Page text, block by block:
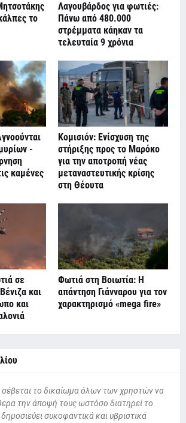
το
Λαγουβάρδος για φωτιές:
Πάνω από 480.000
στρέμματα κάηκαν τα
τελευταία 9 χρόνια
-
καμένες
Κομισιόν: Ενίσχυση της
στήριξης προς το Μαρόκο
για την αποτροπή νέας
μεταναστευτικής κρίσης
στη Θέουτα
σε
και
και
Φωτιά στη Βοιωτία: Η
απάντηση Γιάνναρου για τον
χαρακτηρισμό «mega fire»
το δικαίωμα όλων των χρηστών να
την άποψή τους ωστόσο διατηρεί το
συκοφαντικά και υβριστικά